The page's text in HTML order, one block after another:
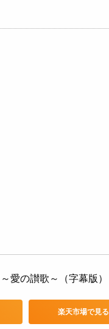
愛の讃歌～（字幕版）
楽天市場で見る